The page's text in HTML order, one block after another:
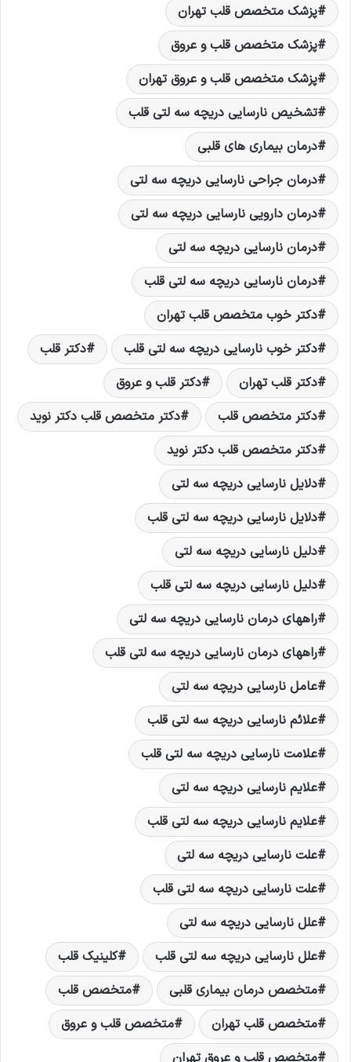
پزشک متخصص قلب تهران
پزشک متخصص قلب و عروق
پزشک متخصص قلب و عروق تهران
تشخیص نارسایی دریچه سه لتی قلب
درمان بیماری های قلبی
درمان جراحی نارسایی دریچه سه لتی
درمان دارویی نارسایی دریچه سه لتی
درمان نارسایی دریچه سه لتی
درمان نارسایی دریچه سه لتی قلب
دکتر خوب متخصص قلب تهران
دکتر خوب نارسایی دریچه سه لتی قلب
دکتر قلب
دکتر قلب تهران
دکتر قلب و عروق
دکتر متخصص قلب
دکتر متخصص قلب دکتر نويد
دکتر متخصص قلب دکتر نوید
دلایل نارسایی دریچه سه لتی
دلایل نارسایی دریچه سه لتی قلب
دلیل نارسایی دریچه سه لتی
دلیل نارسایی دریچه سه لتی قلب
راههای درمان نارسایی دریچه سه لتی
راههای درمان نارسایی دریچه سه لتی قلب
عامل نارسایی دریچه سه لتی
علائم نارسایی دریچه سه لتی قلب
علامت نارسایی دریچه سه لتی قلب
علایم نارسایی دریچه سه لتی
علایم نارسایی دریچه سه لتی قلب
علت نارسایی دریچه سه لتی
علت نارسایی دریچه سه لتی قلب
علل نارسایی دریچه سه لتی
علل نارسایی دریچه سه لتی قلب
کلینیک قلب
متخصص درمان بیماری قلبی
متخصص قلب
متخصص قلب تهران
متخصص قلب و عروق
متخصص قلب و عروق تهران